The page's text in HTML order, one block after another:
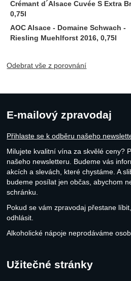
Odebrat vše z porovnání
E-mailový zpravodaj
Přihlaste se k odběru našeho
Milujete kvalitní vína za skvělé ceny?
našeho newsletteru. Budeme vás
akcích a slevách, které chystáme. A
budeme posílat jen občas, abychom
schránku.
Pokud se vám zpravodaj přestane
odhlásit.
Alkoholické nápoje neprodáváme
Užitečné stránky